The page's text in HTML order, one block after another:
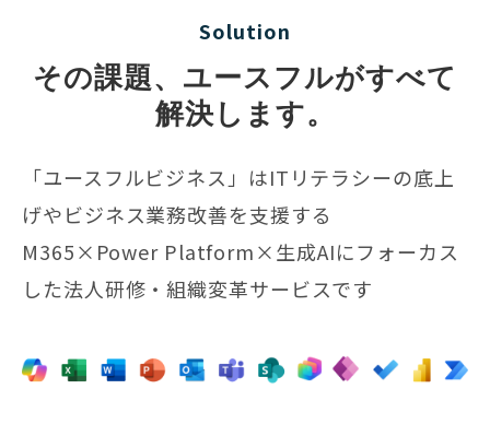
Solution
その課題、ユースフルがすべて
解決します。
「ユースフルビジネス」はITリテラシーの底上
げやビジネス業務改善を支援する
M365×Power Platform×生成AIにフォーカス
した法人研修・組織変革サービスです